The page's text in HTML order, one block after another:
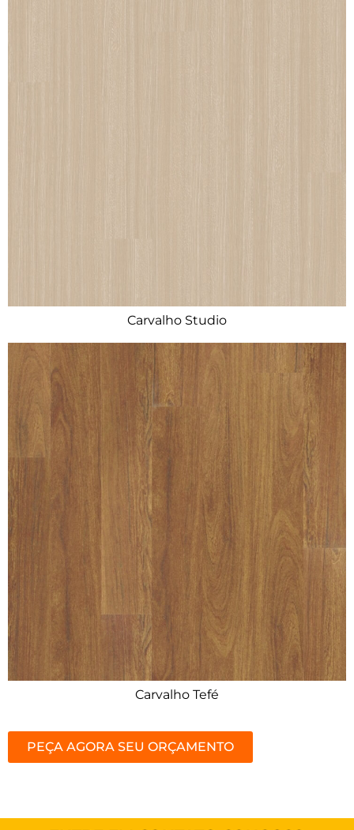
Carvalho Studio
Carvalho Tefé
PEÇA AGORA SEU ORÇAMENTO